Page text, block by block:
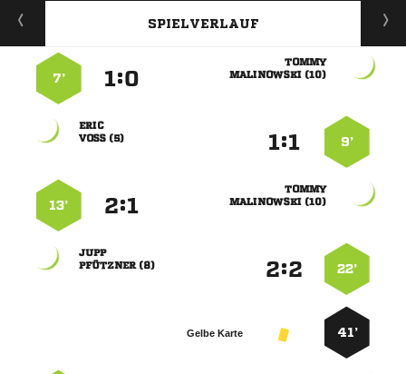
SPIELVERLAUF

 
:
7’
9’
:

 

 
:
13’
22’
:

 
41’
Gelbe Karte